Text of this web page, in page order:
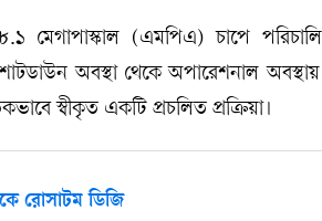
মেগাপাস্কাল (এমপিএ) চাপে
শাটডাউন অবস্থা থেকে অপারেশনাল
স্বীকৃত একটি প্রচলিত প্রক্রিয়া।
রোসাটম ডিজি